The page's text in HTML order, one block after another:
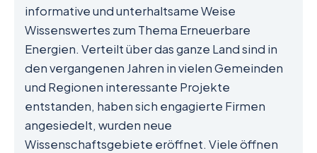
informative und unterhaltsame Weise
Wissenswertes zum Thema Erneuerbare
Energien. Verteilt über das ganze Land sind in
den vergangenen Jahren in vielen Gemeinden
und Regionen interessante Projekte
entstanden, haben sich engagierte Firmen
angesiedelt, wurden neue
Wissenschaftsgebiete eröffnet. Viele öffnen